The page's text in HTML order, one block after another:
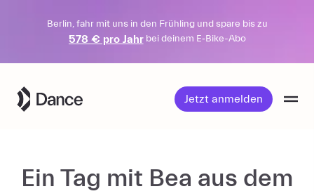
zum
Inhalt
Berlin, fahr mit uns in den Frühling und spare bis zu
578 € pro Jahrbei deinem E‑Bike-Abo
Jetzt anmelden
Ein Tag mit Bea aus dem